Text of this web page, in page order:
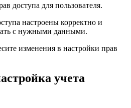
доступа для пользователя.
настроены корректно и
с нужными данными.
изменения в настройки прав
учета